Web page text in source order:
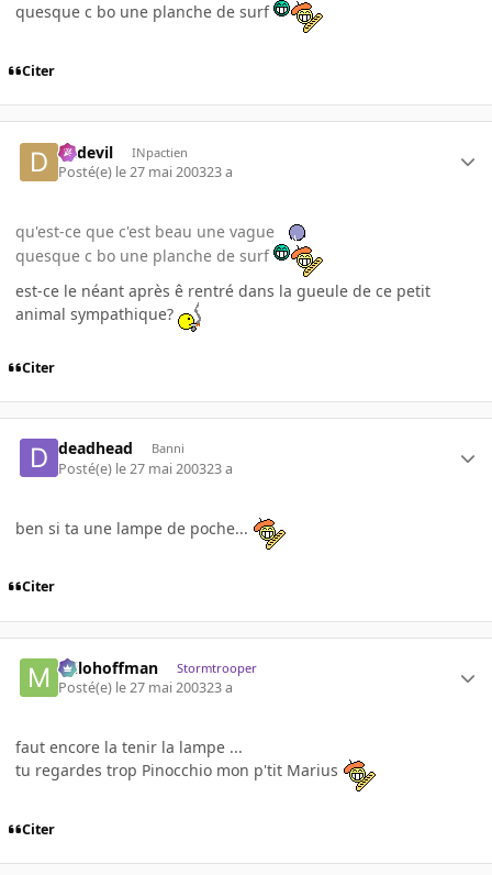
quesque c bo une planche de surf
Citer
dadevil INpactien
Posté(e) le 27 mai 200323 a
qu'est-ce que c'est beau une vague
quesque c bo une planche de surf
est-ce le néant après ê rentré dans la gueule de ce petit
animal sympathique?
Citer
deadhead Banni
Posté(e) le 27 mai 200323 a
ben si ta une lampe de poche...
Citer
milohoffman Stormtrooper
Posté(e) le 27 mai 200323 a
faut encore la tenir la lampe ...
tu regardes trop Pinocchio mon p'tit Marius
Citer